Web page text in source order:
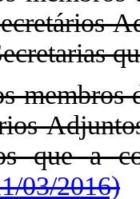
membros
que a
03/2016)